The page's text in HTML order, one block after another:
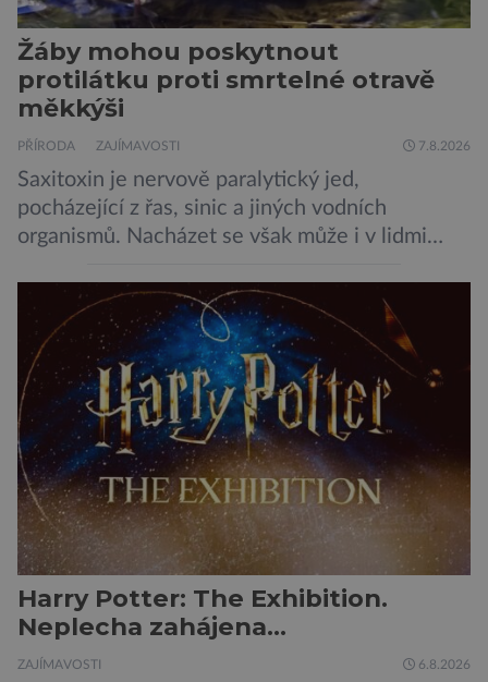
Žáby mohou poskytnout
protilátku proti smrtelné otravě
měkkýši
PŘÍRODA ZAJÍMAVOSTI 7.8.2026
Saxitoxin je nervově paralytický jed,
pocházející z řas, sinic a jiných vodních
organismů. Nacházet se však může i v lidmi
slávky. K příznakům otravy patří paralýza
dýchacích cest, dojít však může až k udušení.
Dosud proti tomuto jedu neexistovala
protilátka, nyní ji zřejmě vědci objevili, ovšem
její zdroj je […]
Harry Potter: The Exhibition.
Neplecha zahájena…
ZAJÍMAVOSTI 6.8.2026